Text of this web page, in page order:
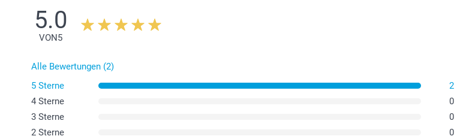
5.0
VON5
Alle Bewertungen (2)
5 Sterne
2
4 Sterne
0
3 Sterne
0
2 Sterne
0